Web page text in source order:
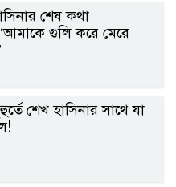
শেষ কথা
গুলি করে মেরে
শেখ হাসিনার সাথে যা